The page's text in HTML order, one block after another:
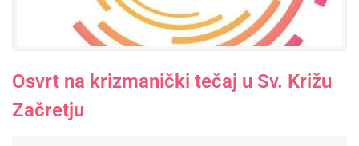
Osvrt na krizmanički tečaj u Sv. Križu
Začretju